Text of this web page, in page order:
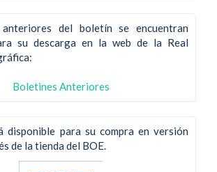
anteriores del boletín se encuentran
su descarga en la web de la Real
Boletines Anteriores
disponible para su compra en versión
de la tienda del BOE.